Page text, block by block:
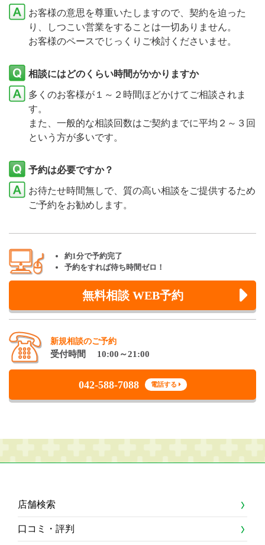
お客様の意思を尊重いたしますので、契約を迫った
り、しつこい営業をすることは一切ありません。
お客様のペースでじっくりご検討くださいませ。
相談にはどのくらい時間がかかりますか
多くのお客様が１～２時間ほどかけてご相談されま
す。
また、一般的な相談回数はご契約までに平均２～３回
という方が多いです。
予約は必要ですか？
お待たせ時間無しで、質の高い相談をご提供するため
ご予約をお勧めします。
約1分で予約完了
予約をすれば待ち時間ゼロ！
無料相談 WEB予約
新規相談のご予約
受付時間 10:00～21:00
042-588-7088 電話する
店舗検索
口コミ・評判